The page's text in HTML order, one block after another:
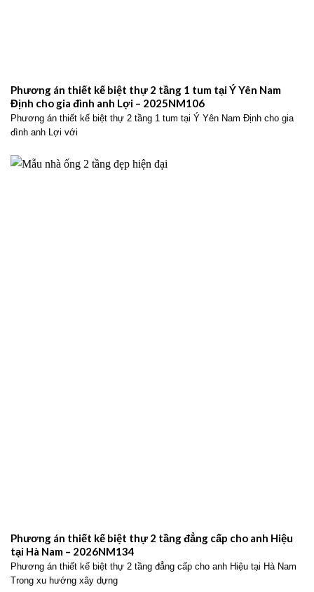
Phương án thiết kế biệt thự 2 tầng 1 tum tại Ý Yên Nam
Định cho gia đình anh Lợi – 2025NM106
Phương án thiết kế biệt thự 2 tầng 1 tum tại Ý Yên Nam Định cho gia
đình anh Lợi với
Phương án thiết kế biệt thự 2 tầng đẳng cấp cho anh Hiệu
tại Hà Nam – 2026NM134
Phương án thiết kế biệt thự 2 tầng đẳng cấp cho anh Hiệu tại Hà Nam
Trong xu hướng xây dựng